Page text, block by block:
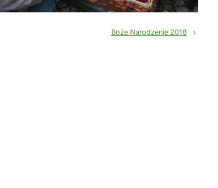
Boże Narodzenie 2018